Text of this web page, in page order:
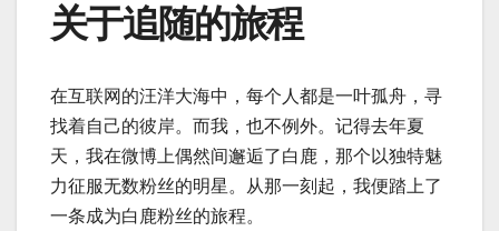
关于追随的旅程
在互联网的汪洋大海中，每个人都是一叶孤舟，寻
找着自己的彼岸。而我，也不例外。记得去年夏
天，我在微博上偶然间邂逅了白鹿，那个以独特魅
力征服无数粉丝的明星。从那一刻起，我便踏上了
一条成为白鹿粉丝的旅程。